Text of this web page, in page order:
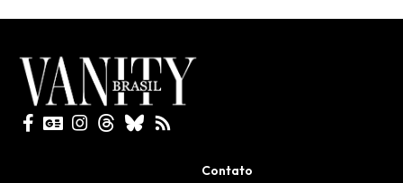
Contato